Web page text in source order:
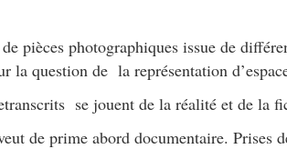
pièces photographiques issue de
la question de la représentation
se jouent de la réalité et de la
de prime abord documentaire. Prises